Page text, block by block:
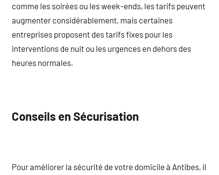
comme les soirées ou les week-ends, les tarifs peuvent
augmenter considérablement, mais certaines
entreprises proposent des tarifs fixes pour les
interventions de nuit ou les urgences en dehors des
heures normales.
Conseils en Sécurisation
Pour améliorer la sécurité de votre domicile à Antibes, il